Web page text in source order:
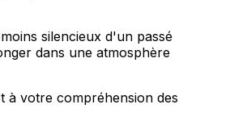
silencieux d'un passé
dans une atmosphère
à votre compréhension des